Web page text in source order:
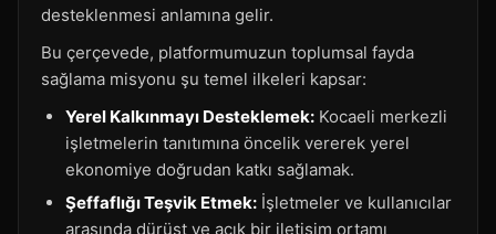
desteklenmesi anlamına gelir.
Bu çerçevede, platformumuzun toplumsal fayda
sağlama misyonu şu temel ilkeleri kapsar:
Yerel Kalkınmayı Desteklemek: Kocaeli merkezli
işletmelerin tanıtımına öncelik vererek yerel
ekonomiye doğrudan katkı sağlamak.
Şeffaflığı Teşvik Etmek: İşletmeler ve kullanıcılar
arasında dürüst ve açık bir iletişim ortamı